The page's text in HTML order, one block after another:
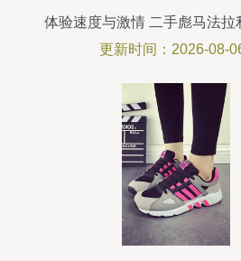
体验速度与激情 二手彪马法拉
南
更新时间：2026-08-